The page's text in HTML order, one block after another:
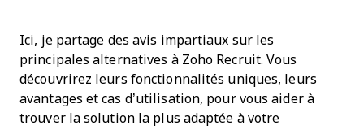
Ici, je partage des avis impartiaux sur les
principales alternatives à Zoho Recruit. Vous
découvrirez leurs fonctionnalités uniques, leurs
avantages et cas d’utilisation, pour vous aider à
trouver la solution la plus adaptée à votre